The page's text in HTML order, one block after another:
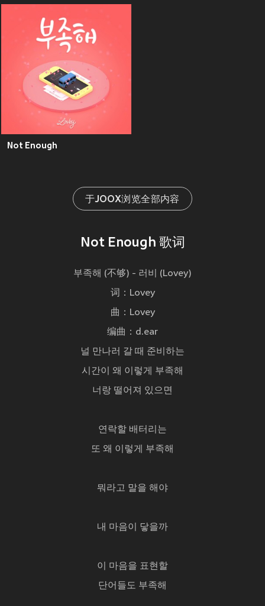
Not Enough
于JOOX浏览全部内容
Not Enough 歌词
부족해 (不够) - 러비 (Lovey)
词：Lovey
曲：Lovey
编曲：d.ear
널 만나러 갈 때 준비하는
시간이 왜 이렇게 부족해
너랑 떨어져 있으면
연락할 배터리는
또 왜 이렇게 부족해
뭐라고 말을 해야
내 마음이 닿을까
이 마음을 표현할
단어들도 부족해